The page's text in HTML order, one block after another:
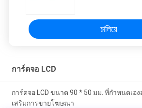
চালিয়ে
การ์ดจอ LCD
การ์ดจอ LCD ขนาด 90 * 50 มม. ที่กำหนดเ
เสริมการขายโฆษณา